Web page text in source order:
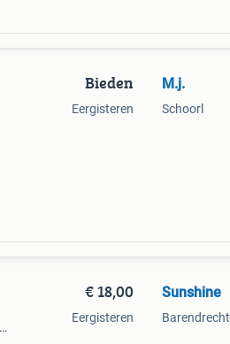
Bieden
Eergisteren
M.j.
Schoorl
€ 18,00
Eergisteren
Sunshine
Barendrecht